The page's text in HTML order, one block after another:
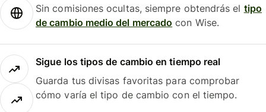
Sin comisiones ocultas, siempre obtendrás el tipo
de cambio medio del mercado con Wise.
Sigue los tipos de cambio en tiempo real
Guarda tus divisas favoritas para comprobar
cómo varía el tipo de cambio con el tiempo.